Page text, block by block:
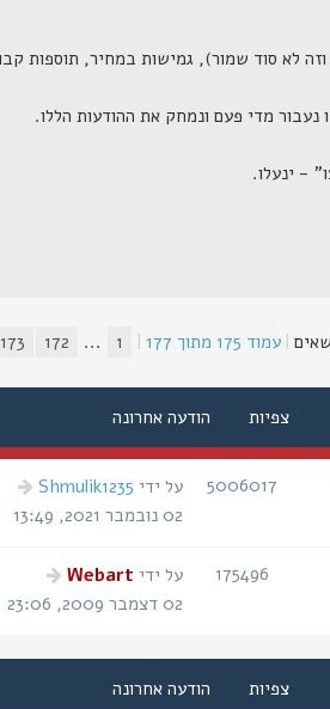
| עמוד 175 מתוך 177
|
1
...
172
173
צפיות הודעה אחרונה
5006017
הודעה
אחרונה
על ידי Shmulik1235
02 נובמבר 2021, 13:49
175496
הודעה
אחרונה
על ידי Webart
02 דצמבר 2009, 23:06
צפיות הודעה אחרונה